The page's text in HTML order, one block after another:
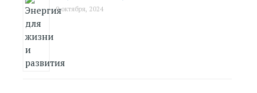
9 октября, 2024